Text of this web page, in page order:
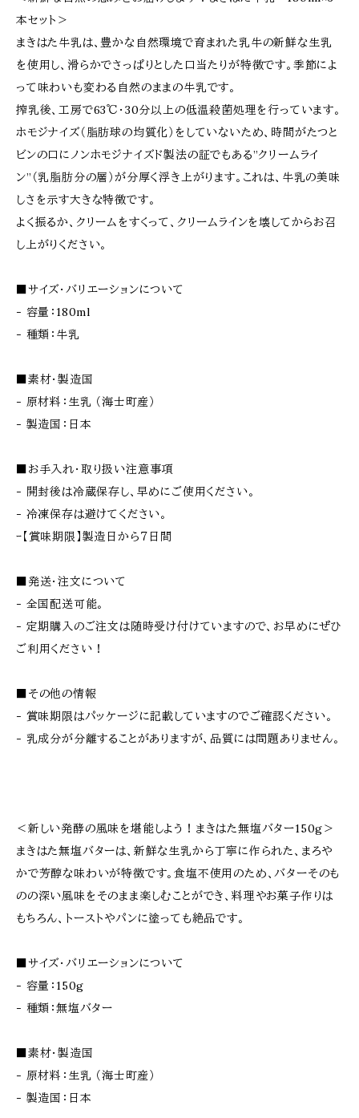
本セット＞
まきはた牛乳は、豊かな自然環境で育まれた乳牛の新鮮な生乳
を使用し、滑らかでさっぱりとした口当たりが特徴です。季節によ
って味わいも変わる自然のままの牛乳です。
搾乳後、工房で63℃・30分以上の低温殺菌処理を行っています。
ホモジナイズ（脂肪球の均質化）をしていないため、時間がたつと
ビンの口にノンホモジナイズド製法の証でもある”クリームライ
ン”（乳脂肪分の層）が分厚く浮き上がります。これは、牛乳の美味
しさを示す大きな特徴です。
よく振るか、クリームをすくって、クリームラインを壊してからお召
し上がりください。
■サイズ・バリエーションについて
- 容量：180ml
- 種類：牛乳
■素材・製造国
- 原材料：生乳 （海士町産）
- 製造国：日本
■お手入れ・取り扱い注意事項
- 開封後は冷蔵保存し、早めにご使用ください。
- 冷凍保存は避けてください。
ｰ【賞味期限】製造日から７日間
■発送・注文について
- 全国配送可能。
- 定期購入のご注文は随時受け付けていますので、お早めにぜひ
ご利用ください！
■その他の情報
- 賞味期限はパッケージに記載していますのでご確認ください。
- 乳成分が分離することがありますが、品質には問題ありません。
＜新しい発酵の風味を堪能しよう！まきはた無塩バター150g＞
まきはた無塩バターは、新鮮な生乳から丁寧に作られた、まろや
かで芳醇な味わいが特徴です。食塩不使用のため、バターそのも
のの深い風味をそのまま楽しむことができ、料理やお菓子作りは
もちろん、トーストやパンに塗っても絶品です。
■サイズ・バリエーションについて
- 容量：150g
- 種類：無塩バター
■素材・製造国
- 原材料：生乳 （海士町産）
- 製造国：日本